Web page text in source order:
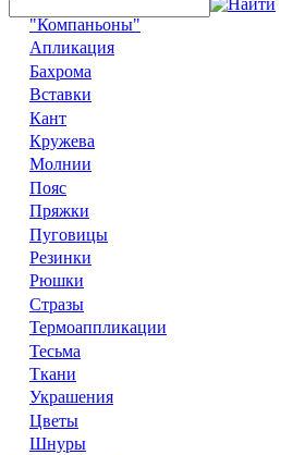
"Компаньоны"
Апликация
Бахрома
Вставки
Кант
Кружева
Молнии
Пояс
Пряжки
Пуговицы
Резинки
Рюшки
Стразы
Термоаппликации
Тесьма
Ткани
Украшения
Цветы
Шнуры